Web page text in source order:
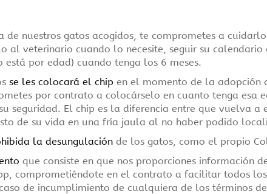
nuestros gatos acogidos, te comprometes a
al veterinario cuando lo necesite, seguir su calendario
está por edad) cuando tenga los 6 meses.
se les colocará el chip en el momento de la adopción
por contrato a colocárselo en cuanto tenga
seguridad. El chip es la diferencia entre que vuelva
de su vida en una fría jaula al no haber podido
la desungulación de los gatos, como el propio
que consiste en que nos proporciones información
comprometiéndote en el contrato a facilitar todos
de incumplimiento de cualquiera de los términos